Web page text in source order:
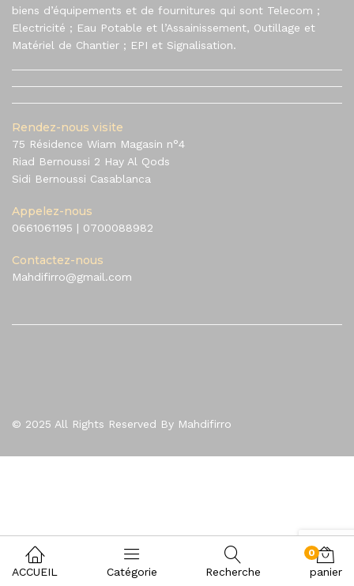
biens d’équipements et de fournitures qui sont Telecom ;
Electricité ; Eau Potable et l’Assainissement, Outillage et
Matériel de Chantier ; EPI et Signalisation.
Rendez-nous visite
75 Résidence Wiam Magasin n°4
Riad Bernoussi 2 Hay Al Qods
Sidi Bernoussi Casablanca
Appelez-nous
0661061195 | 0700088982
Contactez-nous
Mahdifirro@gmail.com
© 2025 All Rights Reserved By Mahdifirro
ACCUEIL Catégorie Recherche
0
panier